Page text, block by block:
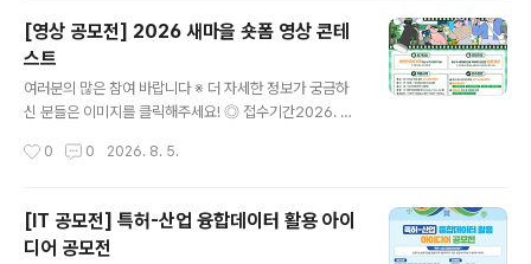
◎ 참가자격전국민 누구나 ◎ 접수기간2026.7.15(수) ~
2026.8.31(월) ◎ 참가방법[첨부] 제안서 작성 후 공단홈
페이지 ‘고객제안’ 게시판* 제출*(공단홈페이지) 국민소통
→ 고객만족시스템 → 고객제안 →신청분야[Do드림 아이
디어 공모전] ◎ 제안채택 및 시행① 제안요건 충족여부 등
안시행부서) 사전 채택여부 검토(내용 충실도에 따라 불채
[영상 공모전] 2026 새마을 숏폼 영상 콘테
스트
여러분의 많은 참여 바랍니다 ※ 더 자세한 정보가 궁금하
신 분들은 이미지를 클릭해주세요! ◎ 접수기간2026. 6.
주하는 누구나 참여 가능(개인 또는 4인 이하 팀) ◎ 공모
작품규격유형 : 저작권 걱정 없는 순수 창작 콘텐츠시간 : 3
0초~90초 (60초 이내 권장)규격 : 16:9 가로형 또는 세로
형 영상형식 : 표준 영상파일 형식(MP4, MOV, AVI 등)해
0 0 2026. 8. 5.
[IT 공모전] 특허-산업 융합데이터 활용 아이
디어 공모전